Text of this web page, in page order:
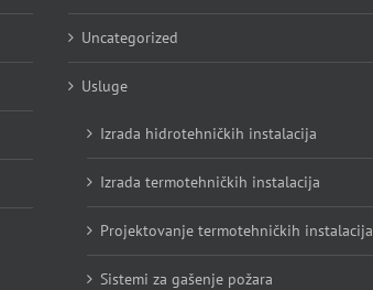
Uncategorized
Usluge
Izrada hidrotehničkih instalacija
Izrada termotehničkih instalacija
Projektovanje termotehničkih instalacija
Sistemi za gašenje požara